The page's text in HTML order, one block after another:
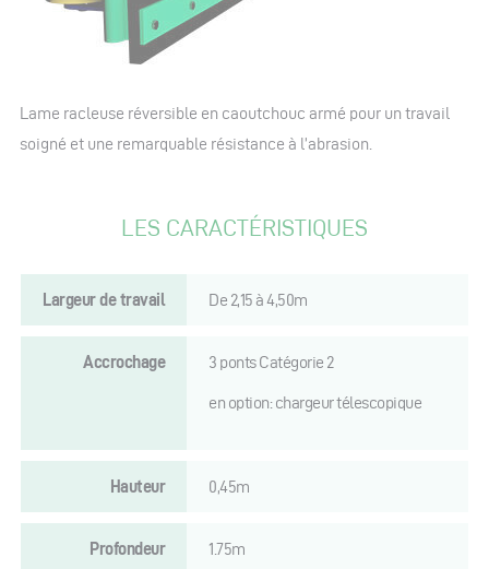
Lame racleuse réversible en caoutchouc armé pour un travail
soigné et une remarquable résistance à l’abrasion.
LES CARACTÉRISTIQUES
Largeur de travail De 2,15 à 4,50m
Accrochage 3 ponts Catégorie 2
en option: chargeur télescopique
Hauteur 0,45m
Profondeur 1.75m